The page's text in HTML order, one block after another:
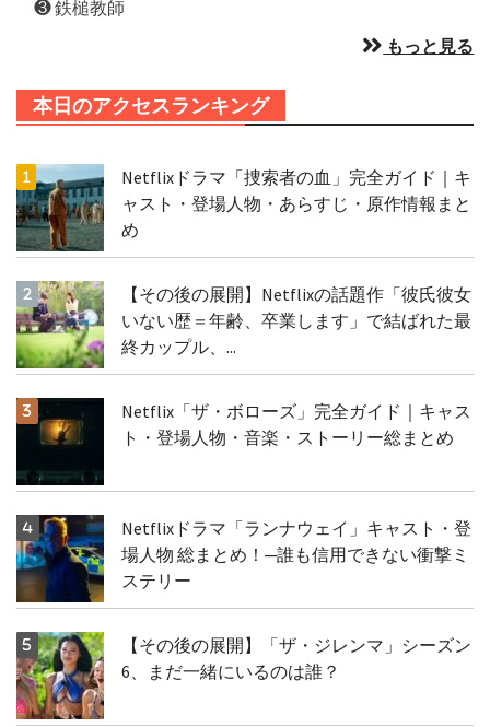
❸ 鉄槌教師
もっと見る
本日のアクセスランキング
Netflixドラマ「捜索者の血」完全ガイド｜キ
ャスト・登場人物・あらすじ・原作情報まと
め
【その後の展開】Netflixの話題作「彼氏彼女
いない歴＝年齢、卒業します」で結ばれた最
終カップル、...
Netflix「ザ・ボローズ」完全ガイド｜キャス
ト・登場人物・音楽・ストーリー総まとめ
Netflixドラマ「ランナウェイ」キャスト・登
場人物 総まとめ！─誰も信用できない衝撃ミ
ステリー
【その後の展開】「ザ・ジレンマ」シーズン
6、まだ一緒にいるのは誰？